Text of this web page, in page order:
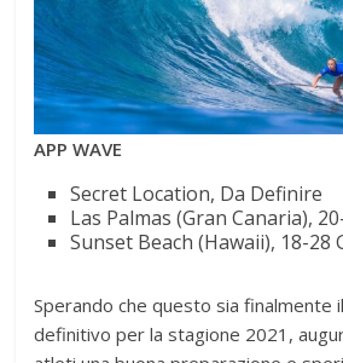
APP WAVE
Secret Location, Da Definire
Las Palmas (Gran Canaria),
Sunset Beach (Hawaii), 18-28
Sperando che questo sia finalmente
definitivo per la stagione 2021,